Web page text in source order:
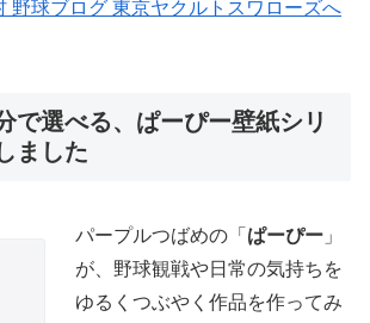
で選べる、ぱーぴー壁紙シリ
ました
パープルつばめの「 ぱーぴー 」
が、野球観戦や日常の気持ちを
ゆるくつぶやく作品を作ってみ